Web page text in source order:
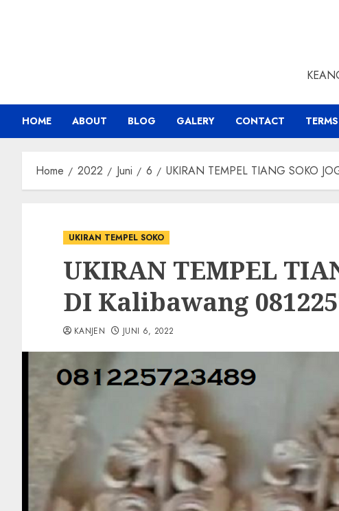
HOME ABOUT BLOG GALERY CONTACT
Home 2022 Juni 6 UKIRAN TEMPEL TIANG SOKO
UKIRAN TEMPEL SOKO
UKIRAN TEMPEL
DI Kalibawang
KANJEN JUNI 6, 2022